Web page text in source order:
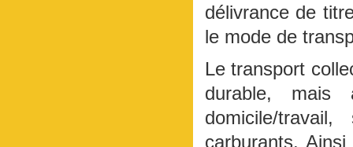
délivrance de
le mode de
Le transport
durable, mais
domicile/
carburants.